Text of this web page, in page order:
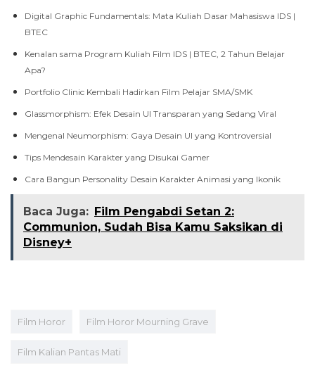
Digital Graphic Fundamentals: Mata Kuliah Dasar Mahasiswa IDS |
BTEC
Kenalan sama Program Kuliah Film IDS | BTEC, 2 Tahun Belajar
Apa?
Portfolio Clinic Kembali Hadirkan Film Pelajar SMA/SMK
Glassmorphism: Efek Desain UI Transparan yang Sedang Viral
Mengenal Neumorphism: Gaya Desain UI yang Kontroversial
Tips Mendesain Karakter yang Disukai Gamer
Cara Bangun Personality Desain Karakter Animasi yang Ikonik
Baca Juga: Film Pengabdi Setan 2:
Communion, Sudah Bisa Kamu Saksikan di
Disney+
Film Horor Film Horor Mourning Grave
Film Kalian Pantas Mati